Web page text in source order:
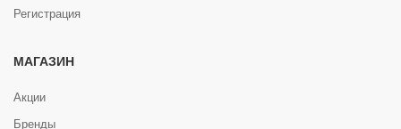
Регистрация
МАГАЗИН
Акции
Бренды